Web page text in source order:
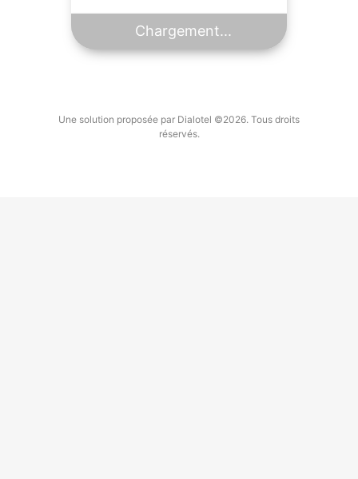
Chargement...
Une solution proposée par Dialotel ©2026. Tous droits
réservés.